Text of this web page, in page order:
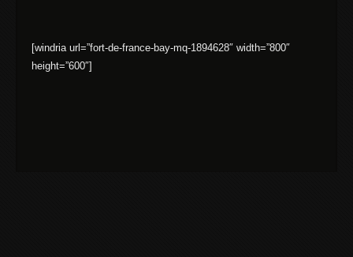
[windria url=”fort-de-france-bay-mq-1894628″ width=”800″
height=”600″]